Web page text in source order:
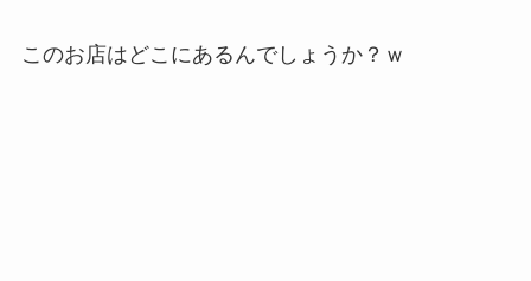
このお店はどこにあるんでしょうか？ｗ